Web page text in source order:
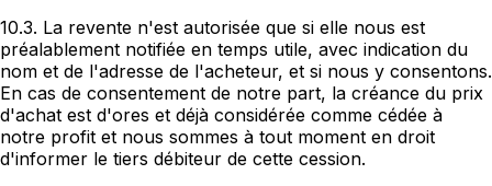
10.3. La revente n'est autorisée que si elle nous est
préalablement notifiée en temps utile, avec indication du
nom et de l'adresse de l'acheteur, et si nous y consentons.
En cas de consentement de notre part, la créance du prix
d'achat est d'ores et déjà considérée comme cédée à
notre profit et nous sommes à tout moment en droit
d'informer le tiers débiteur de cette cession.